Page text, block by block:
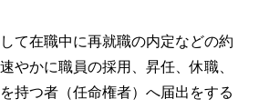
て在職中に再就職の内定などの約
やかに職員の採用、昇任、休職、
持つ者（任命権者）へ届出をする